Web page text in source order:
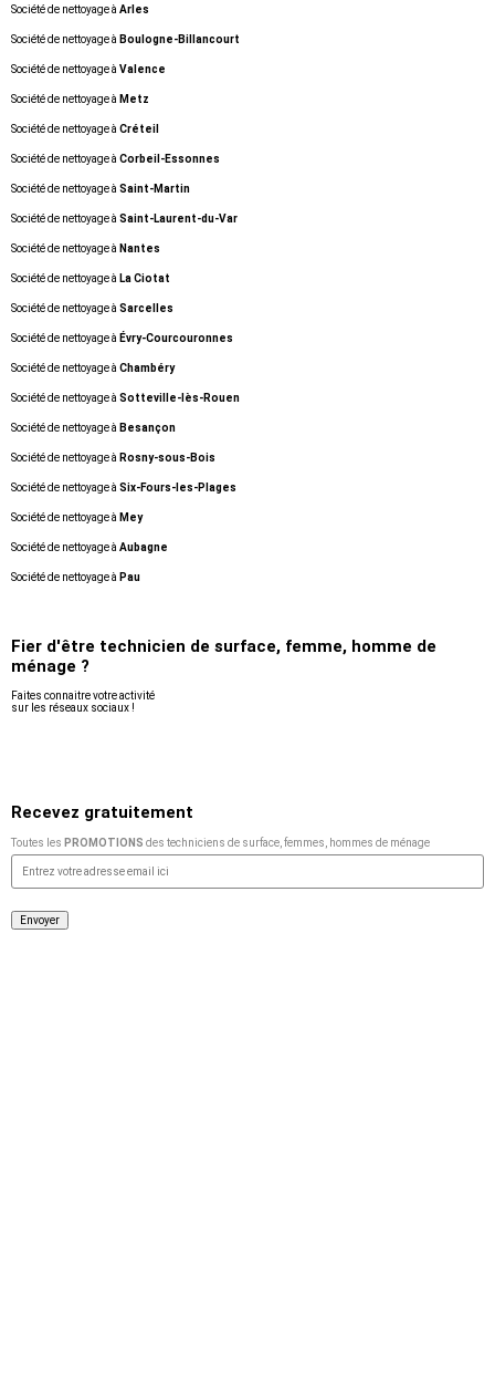
Société de nettoyage à Arles
Société de nettoyage à Boulogne-Billancourt
Société de nettoyage à Valence
Société de nettoyage à Metz
Société de nettoyage à Créteil
Société de nettoyage à Corbeil-Essonnes
Société de nettoyage à Saint-Martin
Société de nettoyage à Saint-Laurent-du-Var
Société de nettoyage à Nantes
Société de nettoyage à La Ciotat
Société de nettoyage à Sarcelles
Société de nettoyage à Évry-Courcouronnes
Société de nettoyage à Chambéry
Société de nettoyage à Sotteville-lès-Rouen
Société de nettoyage à Besançon
Société de nettoyage à Rosny-sous-Bois
Société de nettoyage à Six-Fours-les-Plages
Société de nettoyage à Mey
Société de nettoyage à Aubagne
Société de nettoyage à Pau
Fier d'être technicien de surface, femme, homme de
ménage ?
Faites connaitre votre activité
sur les réseaux sociaux !
Recevez gratuitement
Toutes les PROMOTIONS des techniciens de surface, femmes, hommes de ménage
Envoyer